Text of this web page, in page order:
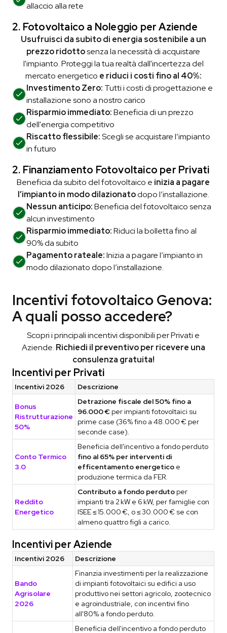
allaccio alla rete
2. Fotovoltaico a Noleggio per Aziende
Usufruisci da subito di energia sostenibile a un
prezzo ridottosenza la necessità di acquistare
l'impianto. Proteggi la tua realtà dall'incertezza del
mercato energetico e riduci i costi fino al 40%:
Investimento Zero: Tutti i costi di progettazione e
installazione sono a nostro carico
Risparmio immediato:Beneficia di un prezzo
dell'energia competitivo
Riscatto flessibile:Scegli se acquistare l’impianto
in futuro
2. Finanziamento Fotovoltaico per Privati
Beneficia da subito del fotovoltaico e inizia a pagare
l’impianto in modo dilazionatodopo l’installazione.
Nessun anticipo:Beneficia del fotovoltaico senza
alcun investimento
Risparmio immediato:Riduci la bolletta fino al
90% da subito
Pagamento rateale:Inizia a pagare l’impianto in
modo dilazionato dopo l’installazione.
Incentivi fotovoltaico Genova:
A quali posso accedere?
Scopri i principali incentivi disponibili per Privati e
Aziende. Richiedi il preventivo per ricevere una
consulenza gratuita!
Incentivi per Privati
Incentivi 2026 Descrizione
Bonus
Ristrutturazione
50%
Detrazione fiscale del 50% fino a
96.000 € per impianti fotovoltaici su
prime case (36% fino a 48.000 € per
seconde case).
Conto Termico
3.0
Beneficia dell'incentivo a fondo perduto
fino al 65% per interventi di
efficentamento energetico e
produzione termica da FER.
Reddito
Energetico
Contributo a fondo perduto per
impianti tra 2 kW e 6 kW, per famiglie con
ISEE ≤ 15.000 €, o ≤ 30.000 € se con
almeno quattro figli a carico.
Incentivi per Aziende
Incentivi 2026 Descrizione
Bando
Agrisolare
2026
Finanzia investimenti per la realizzazione
di impianti fotovoltaici su edifici a uso
produttivo nei settori agricolo, zootecnico
e agroindustriale, con incentivi fino
all'80% a fondo perduto.
Beneficia dell'incentivo a fondo perduto